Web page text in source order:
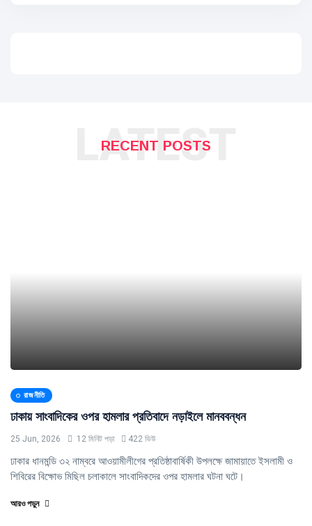
RECENT POSTS
LATEST
রাজনীতি
ঢাকায় সাংবাদিকের ওপর হামলার প্রতিবাদে নড়াইলে মানববন্ধন
25 Jun, 2026 12 মিনিট পড়া 422 ভিউ
ঢাকার ধানমন্ডি ৩২ নাম্বরে আওয়ামীলীগের প্রতিষ্ঠাবার্ষিকী উপলক্ষে জামায়াতে ইসলামী ও
শিবিরের বিক্ষোভ মিছিল চলাকালে সাংবাদিকদের ওপর হামলার ঘটনা ঘটে।
আরও পড়ুন